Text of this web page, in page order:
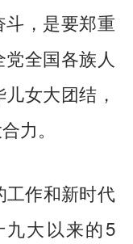
，是要郑重
全国各族人
女大团结，
力。
作和新时代
大以来的5